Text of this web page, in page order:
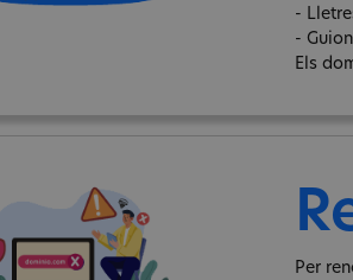
-
-
Els
Per